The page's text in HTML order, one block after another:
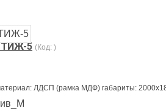
5 (Код: )
ЛДСП (рамка МДФ) габариты: